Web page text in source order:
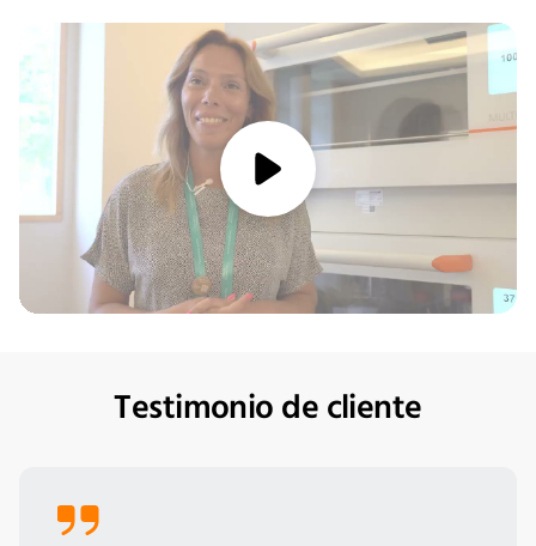
media/play
Testimonio de cliente